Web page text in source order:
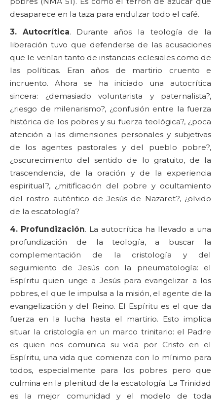
desaparece en la taza para endulzar todo el café.
3. Autocrítica. Durante años la teología de la
liberación tuvo que defenderse de las acusaciones
que le venían tanto de instancias eclesiales como de
las políticas. Eran años de martirio cruento e
incruento. Ahora se ha iniciado una autocrítica
sincera: ¿demasiado voluntarista y paternalista?,
¿riesgo de milenarismo?, ¿confusión entre la fuerza
histórica de los pobres y su fuerza teológica?, ¿poca
atención a las dimensiones personales y subjetivas
de los agentes pastorales y del pueblo pobre?,
¿oscurecimiento del sentido de lo gratuito, de la
trascendencia, de la oración y de la experiencia
espiritual?, ¿mitificación del pobre y ocultamiento
del rostro auténtico de Jesús de Nazaret?, ¿olvido
de la escatología?
4. Profundización. La autocrítica ha llevado a una
profundización de la teología, a buscar la
complementación de la cristología y del
seguimiento de Jesús con la pneumatología: el
Espíritu quien unge a Jesús para evangelizar a los
pobres, el que le impulsa a la misión, el agente de la
evangelización y del Reino. El Espíritu es el que da
fuerza en la lucha hasta el martirio. Esto implica
situar la cristología en un marco trinitario: el Padre
es quien nos comunica su vida por Cristo en el
Espíritu, una vida que comienza con lo mínimo para
todos, especialmente para los pobres pero que
culmina en la plenitud de la escatología. La Trinidad
es la mejor comunidad y el modelo de toda